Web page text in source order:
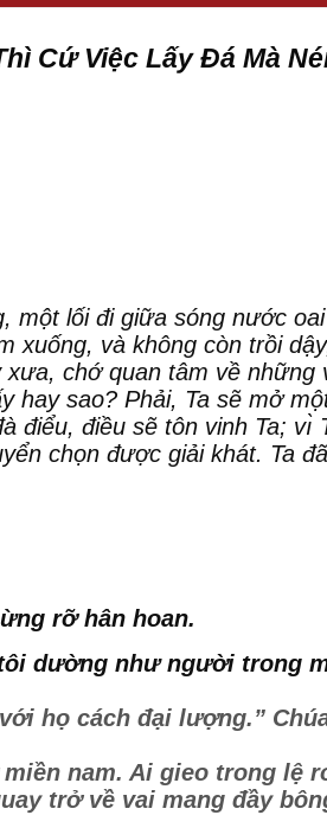
Cứ Việc Lấy Đá Mà
lối đi giữa sóng nước
xuống, và không còn trồi
chớ quan tâm về những
hay sao? Phải, Ta sẽ mở
điều sẽ tôn vinh Ta; vı̀
chọn được giải khát. Ta
rỡ hân hoan.
dường như người trong
họ cách đại lượng.”
nam. Ai gieo trong lệ
trở về vai mang đầy